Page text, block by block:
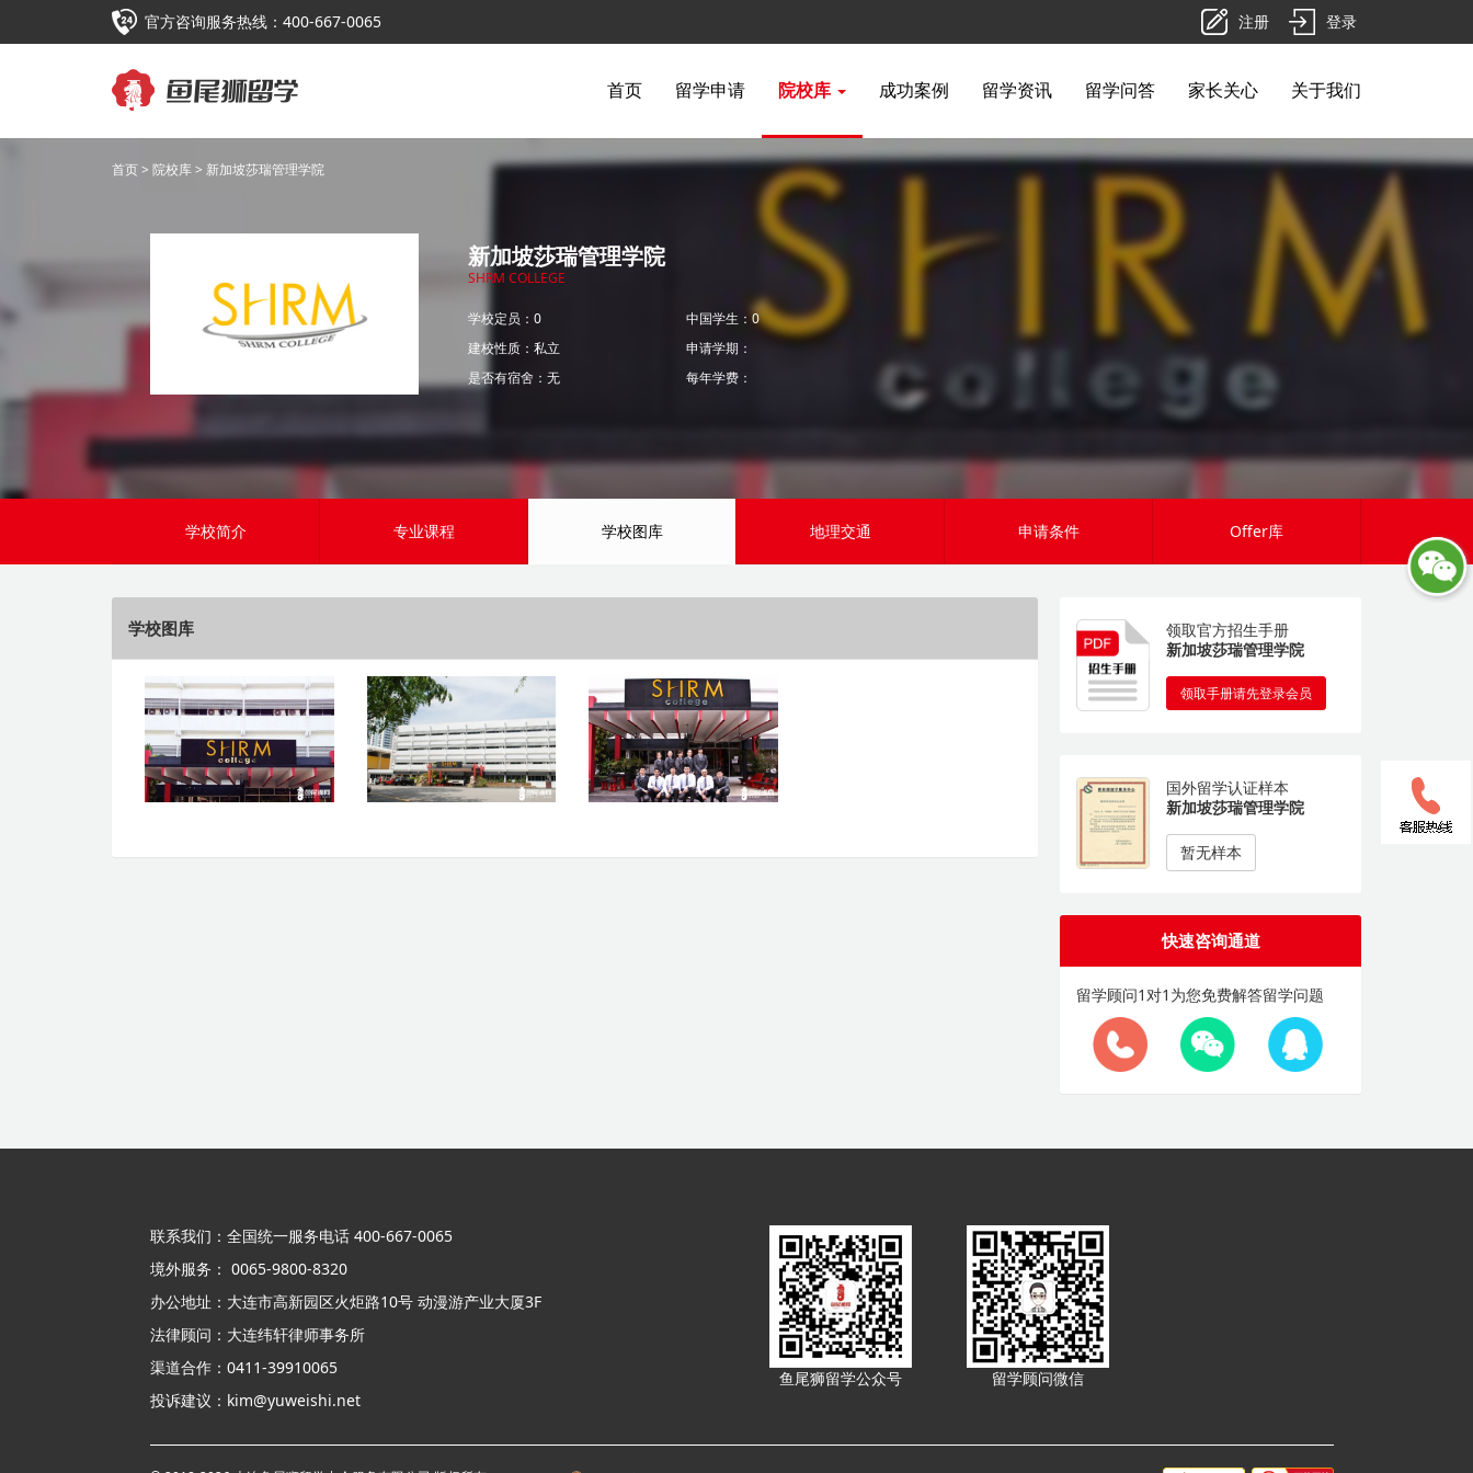
官方咨询服务热线：400-667-0065 登录
注册
首页 留学申请 院校库 成功案例 留学资讯 留学问答 家长关心 关于我们
首页> 院校库> 新加坡莎瑞管理学院
新加坡莎瑞管理学院
SHRM COLLEGE
学校定员：0
建校性质：私立
是否有宿舍：无
中国学生：0
申请学期：
每年学费：
学校简介 专业课程 学校图库 地理交通 申请条件 Offer库
学校图库
领取官方招生手册
新加坡莎瑞管理学院
领取手册请先登录会员
国外留学认证样本
新加坡莎瑞管理学院
暂无样本
快速咨询通道
留学顾问1对1为您免费解答留学问题
联系我们：全国统一服务电话 400-667-0065
境外服务： 0065-9800-8320
办公地址：大连市高新园区火炬路10号 动漫游产业大厦3F
法律顾问：大连纬轩律师事务所
渠道合作：0411-39910065
投诉建议：kim@yuweishi.net
鱼尾狮留学公众号 留学顾问微信